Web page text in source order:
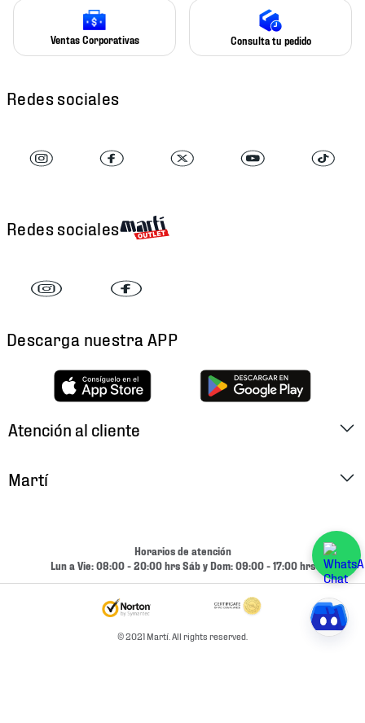
Ventas Corporativas Consulta tu pedido
Redes sociales
Redes sociales
Descarga nuestra APP
Atención al cliente
Cambios y Devoluciones
Condiciones de Entrega
Martí
Términos y Condiciones
Horarios de atención
Lun a Vie: 08:00 - 20:00 hrs Sáb y Dom: 09:00 - 17:00 hrs
© 2021 Martí. All rights reserved.